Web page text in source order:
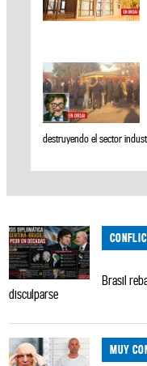
destruyendo el sector
Brasil
disculparse
MUY